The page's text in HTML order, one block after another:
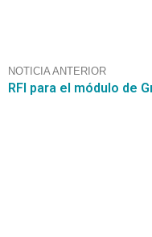
NOTICIA ANTERIOR
RFI para el módulo de